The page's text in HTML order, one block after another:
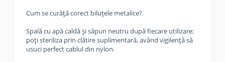
Cum se curăță corect biluțele metalice?
Spală cu apă caldă și săpun neutru după fiecare utilizare;
poți steriliza prin clătire suplimentară, având vigilență să
usuci perfect cablul din nylon.